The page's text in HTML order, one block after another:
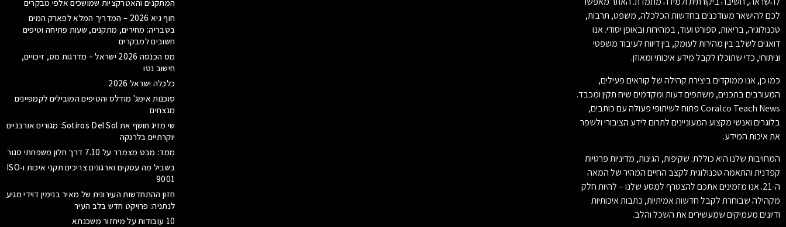
לכם להישאר מעודכנים בחדשות הכלכלה, משפט, תרבות,
טכנולוגיה, בריאות, ספורט ועוד, במהירות ובאופן יסודי. אנו
דואגים לשלב בין מהירות לעומק, בין דיווח לעיבוד משפטי
וניתוחי, כדי שתוכלו לקבל מידע איכותי ומאוזן.
כמו כן, אנו ממוקדים ביצירת קהילה של קוראים פעילים,
המעורבים בתכנים, משתפים דעות ומקדמים שיח תקין ומכבד.
Coralco Teach News פתוח לשיתופי פעולה עם כותבים,
בלוגרים ואנשי מקצוע המעוניינים לתרום לידע הציבורי ולשפר
את איכות המידע.
המחויבות שלנו היא כוללת: שקיפות, הגינות, מדיניות פרטיות
קפדנית והתאמה טכנולוגית לקצב החיים המהיר של המאה
ה-21. אנו מזמינים אתכם להצטרף למסע שלנו – להיות חלק
מקהילה שבוחרת לקבל חדשות אמיתיות, כתבות איכותיות
ודיונים מעמיקים שמעשירים את השכל והלב.
המתקנים והאטרקציות שמושכים אלפי מבקרים
חוף גיא 2026 – המדריך המלא לפארק המים
בטבריה: מחירים, מתקנים, שעות פתיחה וטיפים
חשובים למבקרים
מס הכנסה 2026 ישראל – מדרגות מס, זיכויים,
חישוב נטו
כלכלה ישראל 2026
סוכנות אימג' מודלס והטיפים המובילים לקמפיינים
מנצחים
שי מזיג חושף את Sotiros Del Sol: מגורים אורבניים
יוקרתיים בלרנקה
ממד: מבט מצמרר על 7.10 דרך חלון משפחתי סגור
בשביל מה עסקים וארגונים צריכים תקני איכות ו‑ISO
9001
חזון ההתחדשות העירונית של מאיר בנימין דוידי מגיע
לנתניה: פרויקט חדש בלב העיר
10 עובודות על מיחזור משכנתא